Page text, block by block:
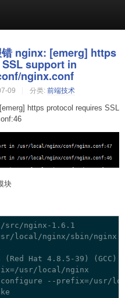
nginx: [emerg] https
support in
nginx.conf
09 分类: 前端技术
https protocol requires SSL
块
src/nginx-1.6.1
local/nginx/sbin/nginx -
Hat 4.8.5-39) (GCC)
usr/local/nginx
configure --prefix=/usr/